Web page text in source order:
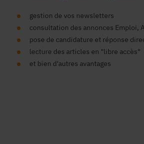
gestion de vos newsletters
consultation des annonces Emploi,
pose de candidature et réponse
lecture des articles en "libre accès"
et bien d'autres avantages